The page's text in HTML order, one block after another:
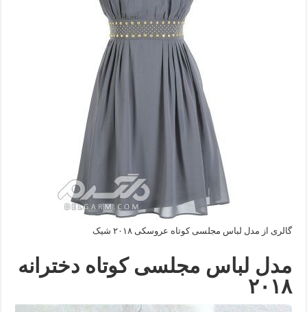
گالری از مدل لباس مجلسی کوتاه عروسکی ۲۰۱۸ شیک
مدل لباس مجلسی کوتاه دخترانه
۲۰۱۸